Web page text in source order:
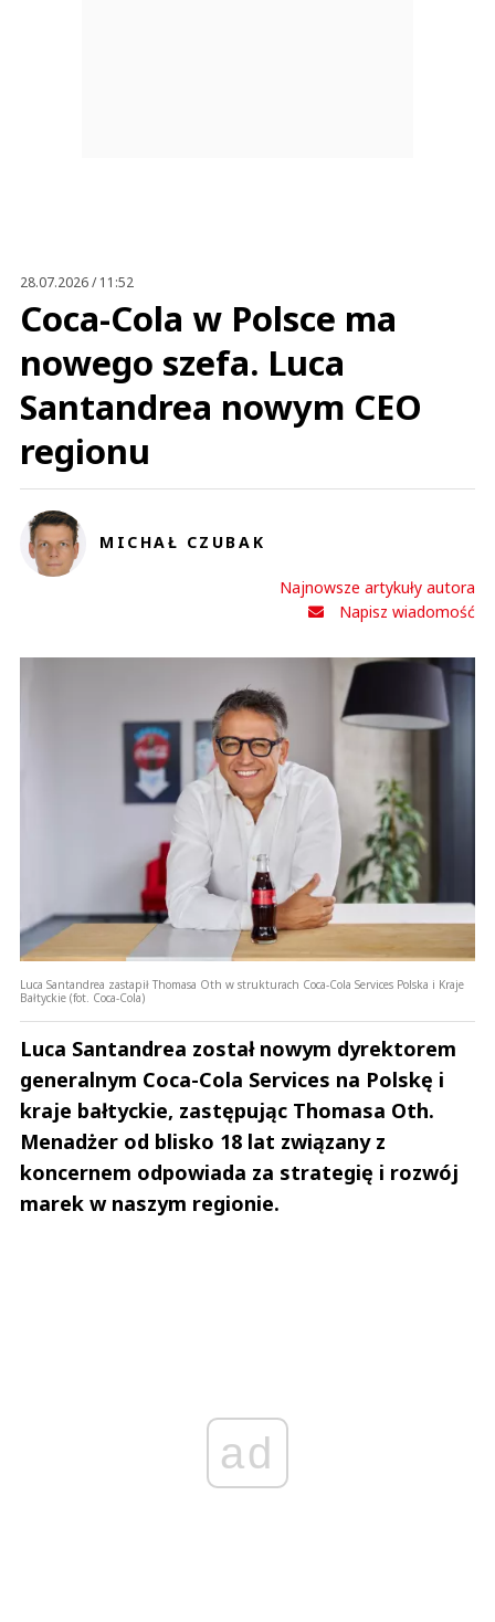
28.07.2026 / 11:52
Coca-Cola w Polsce ma
nowego szefa. Luca
Santandrea nowym CEO
regionu
MICHAŁ CZUBAK
Najnowsze artykuły autora
Napisz wiadomość
Luca Santandrea zastapił Thomasa Oth w strukturach Coca-Cola Services Polska i Kraje
Bałtyckie (fot. Coca-Cola)
Luca Santandrea został nowym dyrektorem
generalnym Coca-Cola Services na Polskę i
kraje bałtyckie, zastępując Thomasa Oth.
Menadżer od blisko 18 lat związany z
koncernem odpowiada za strategię i rozwój
marek w naszym regionie.
ad